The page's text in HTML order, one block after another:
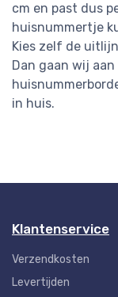
cm en past dus
huisnummertje
Kies zelf de
Dan gaan wij
in huis.
Klantenservice
Verzendkosten
Levertijden